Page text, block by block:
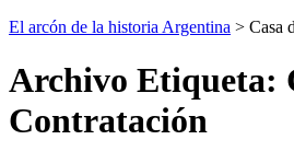
El arcón de la historia Argentina > Casa
Archivo Etiqueta:
Contratación